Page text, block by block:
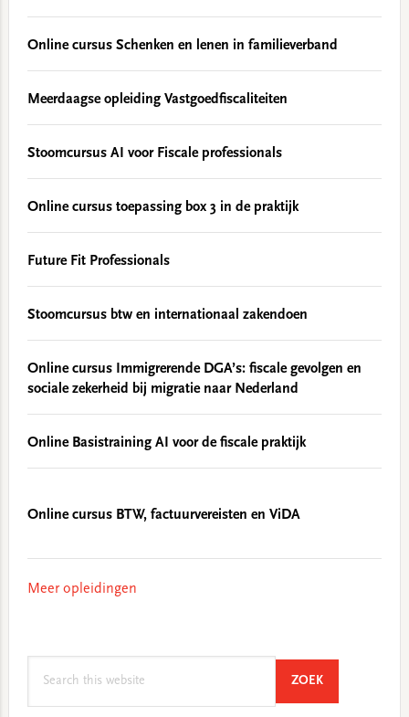
Online cursus Schenken en lenen in familieverband
Meerdaagse opleiding Vastgoedfiscaliteiten
Stoomcursus AI voor Fiscale professionals
Online cursus toepassing box 3 in de praktijk
Future Fit Professionals
Stoomcursus btw en internationaal zakendoen
Online cursus Immigrerende DGA’s: fiscale gevolgen en
sociale zekerheid bij migratie naar Nederland
Online Basistraining AI voor de fiscale praktijk
Online cursus BTW, factuurvereisten en ViDA
Meer opleidingen
ZOEKSEARCH